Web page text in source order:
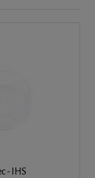
- IHS